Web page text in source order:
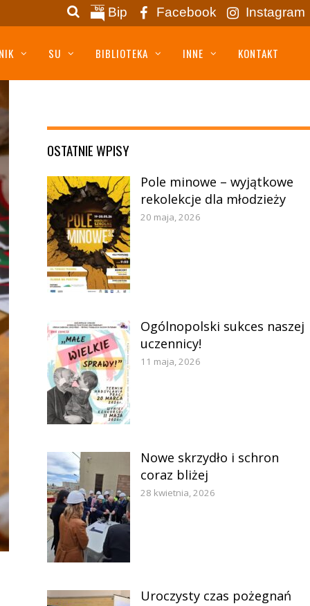
Bip Facebook Instagram
SU BIBLIOTEKA INNE KONTAKT
OSTATNIE WPISY
Pole minowe – wyjątkowe
rekolekcje dla młodzieży
20 maja, 2026
Ogólnopolski sukces naszej
uczennicy!
11 maja, 2026
Nowe skrzydło i schron
coraz bliżej
28 kwietnia, 2026
Uroczysty czas pożegnań